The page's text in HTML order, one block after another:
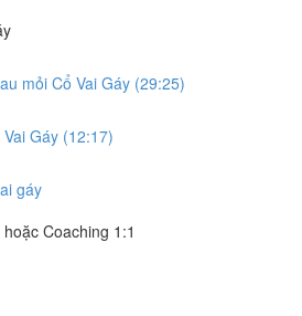
mỏi Cổ Vai Gáy (29:25)
Gáy (12:17)
gáy
Coaching 1:1